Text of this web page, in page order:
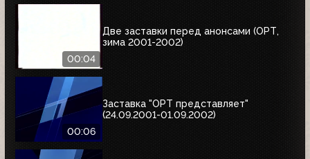
00:04
Две заставки перед анонсами (ОРТ,
зима 2001-2002)
00:06
Заставка "ОРТ представляет"
(24.09.2001-01.09.2002)